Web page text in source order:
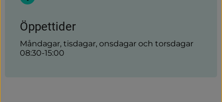
Öppettider
Måndagar, tisdagar, onsdagar och torsdagar
08:30-15:00